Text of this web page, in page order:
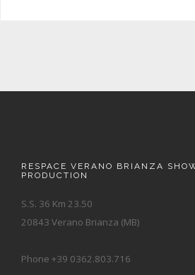
RESPACE VERANO BRIANZA
PRODUCTION
S.S. 36 Km 23.50
20843 Verano Brianza (MB)
Phone +39 0362.803.716